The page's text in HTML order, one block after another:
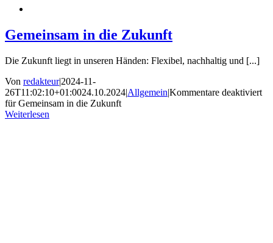
Gemeinsam in die Zukunft
Die Zukunft liegt in unseren Händen: Flexibel, nachhaltig und [...]
Von redakteur|2024-11-
26T11:02:10+01:0024.10.2024|Allgemein|Kommentare deaktiviert
für Gemeinsam in die Zukunft
Weiterlesen